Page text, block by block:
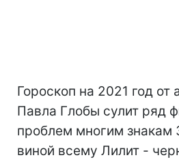
Гороскоп на 2021 год от
Павла Глобы сулит ряд
проблем многим знакам
виной всему Лилит -